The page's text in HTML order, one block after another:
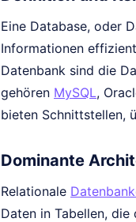
Eine Database, oder
Informationen
Datenbank sind die
gehören MySQL,
bieten Schnittstellen,
Dominante
Relationale
Daten in Tabellen,